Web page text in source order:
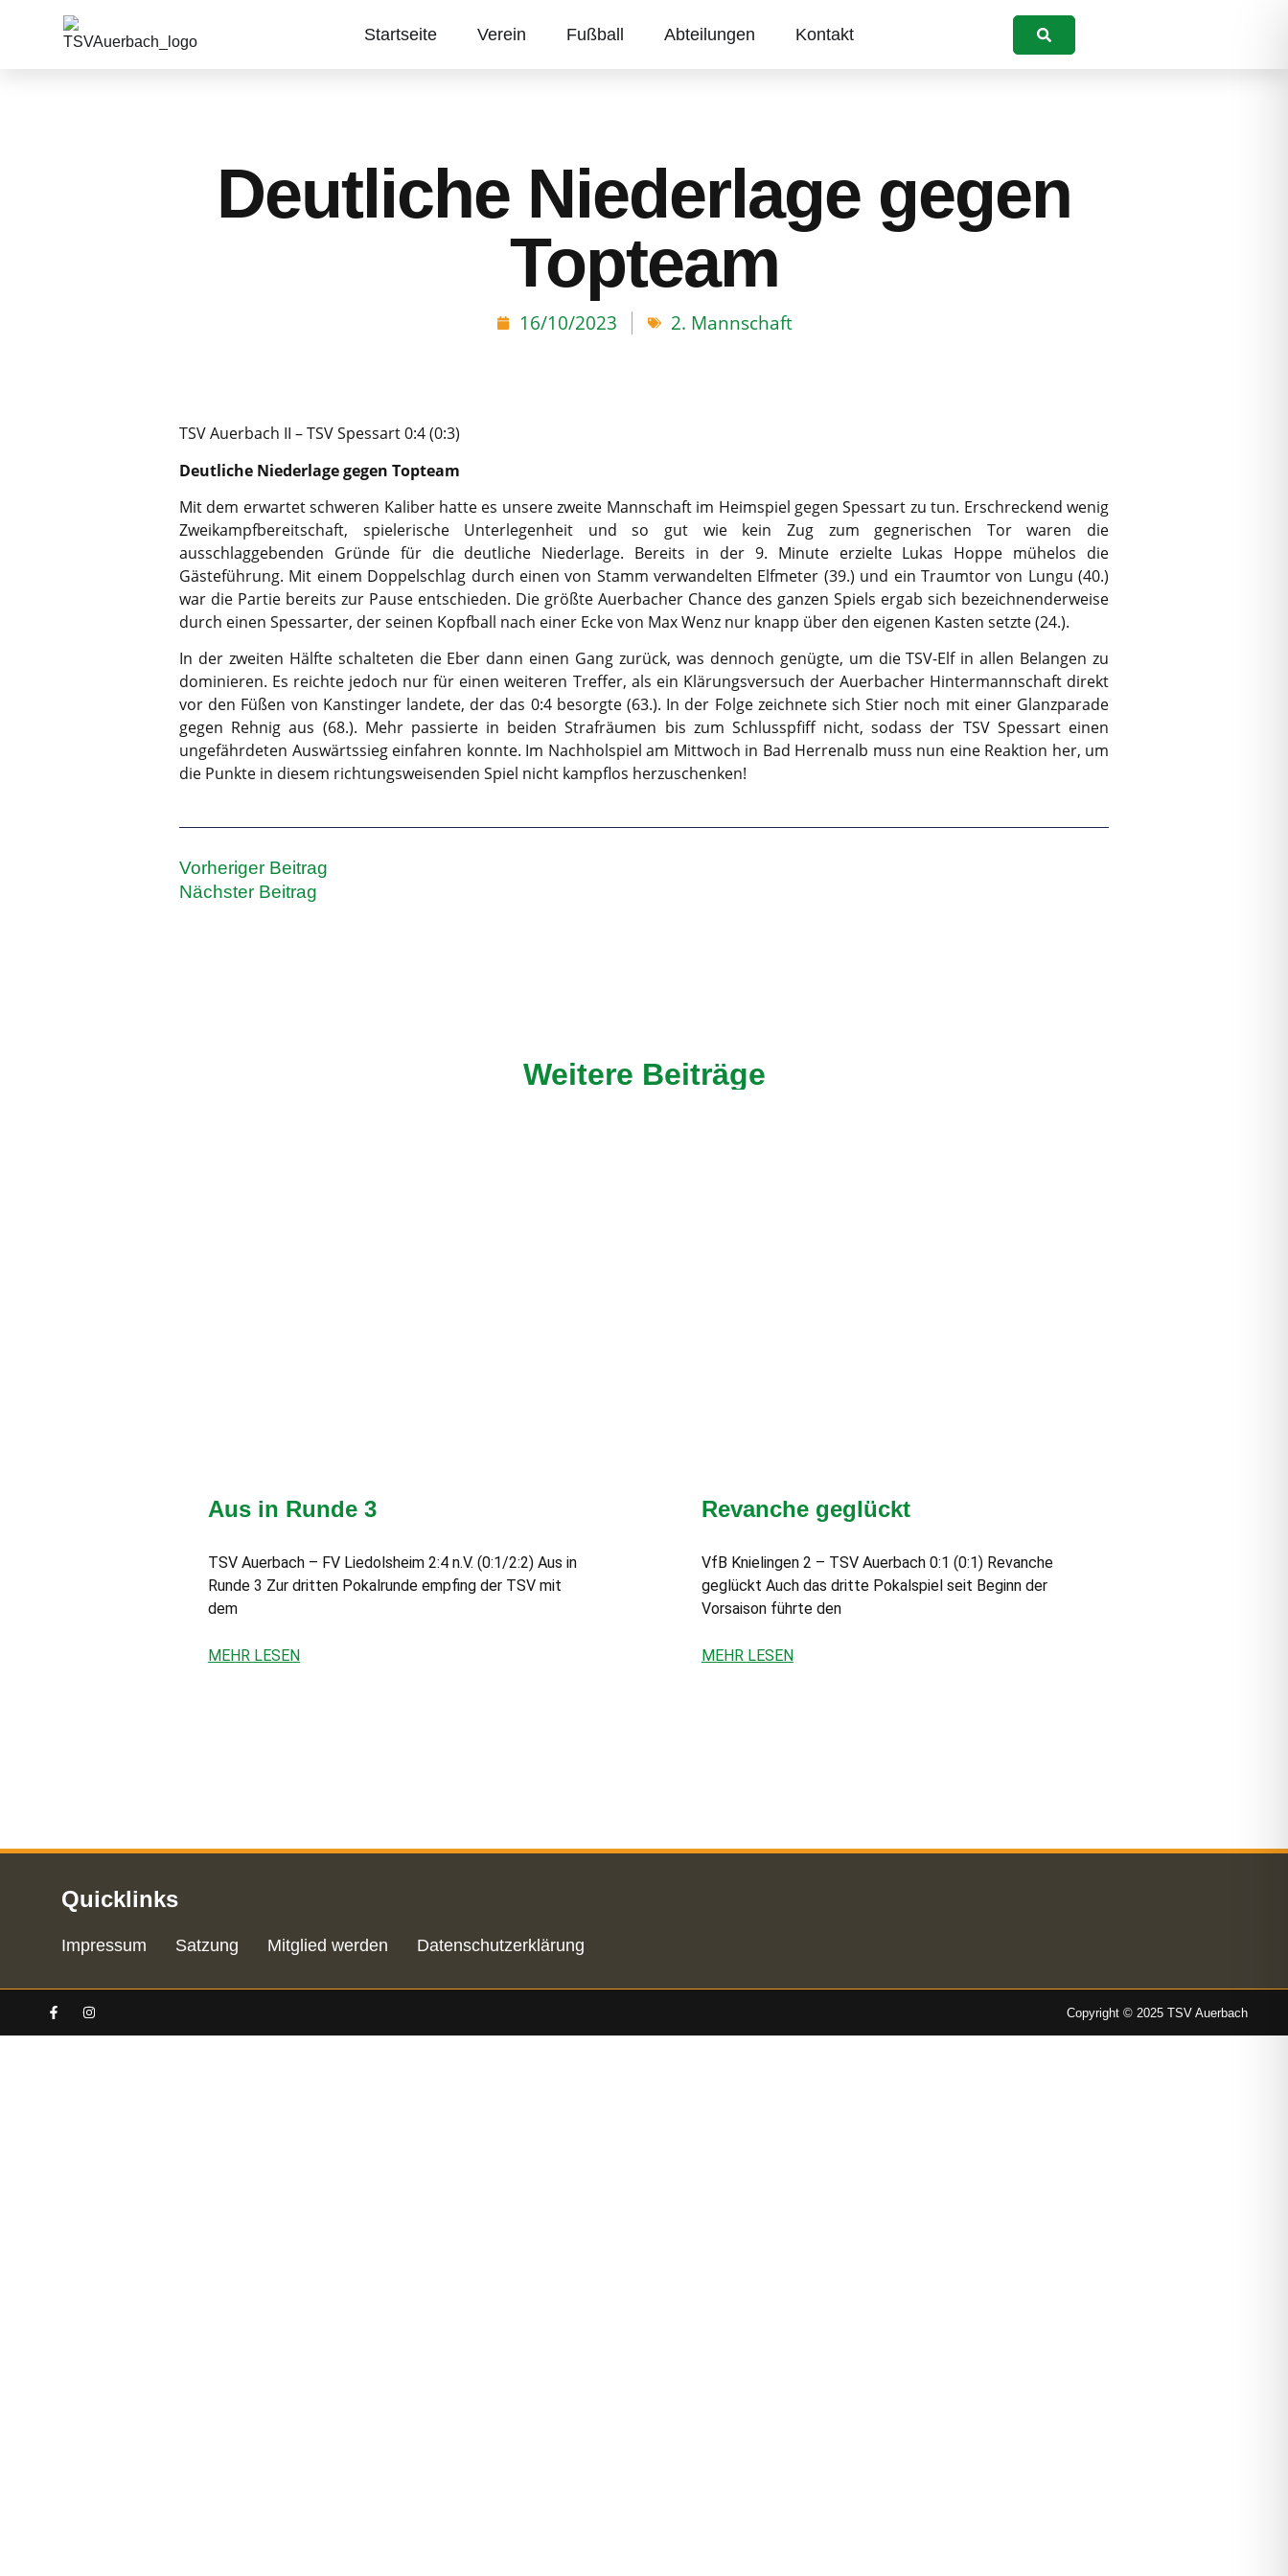
Startseite Verein Fußball Abteilungen Kontakt Suchen
Deutliche Niederlage gegen
Topteam
16/10/2023 2. Mannschaft
TSV Auerbach II – TSV Spessart 0:4 (0:3)
Deutliche Niederlage gegen Topteam
Mit dem erwartet schweren Kaliber hatte es unsere zweite Mannschaft im Heimspiel gegen Spessart zu tun. Erschreckend wenig
Zweikampfbereitschaft, spielerische Unterlegenheit und so gut wie kein Zug zum gegnerischen Tor waren die
ausschlaggebenden Gründe für die deutliche Niederlage. Bereits in der 9. Minute erzielte Lukas Hoppe mühelos die
Gästeführung. Mit einem Doppelschlag durch einen von Stamm verwandelten Elfmeter (39.) und ein Traumtor von Lungu (40.)
war die Partie bereits zur Pause entschieden. Die größte Auerbacher Chance des ganzen Spiels ergab sich bezeichnenderweise
durch einen Spessarter, der seinen Kopfball nach einer Ecke von Max Wenz nur knapp über den eigenen Kasten setzte (24.).
In der zweiten Hälfte schalteten die Eber dann einen Gang zurück, was dennoch genügte, um die TSV-Elf in allen Belangen zu
dominieren. Es reichte jedoch nur für einen weiteren Treffer, als ein Klärungsversuch der Auerbacher Hintermannschaft direkt
vor den Füßen von Kanstinger landete, der das 0:4 besorgte (63.). In der Folge zeichnete sich Stier noch mit einer Glanzparade
gegen Rehnig aus (68.). Mehr passierte in beiden Strafräumen bis zum Schlusspfiff nicht, sodass der TSV Spessart einen
ungefährdeten Auswärtssieg einfahren konnte. Im Nachholspiel am Mittwoch in Bad Herrenalb muss nun eine Reaktion her, um
die Punkte in diesem richtungsweisenden Spiel nicht kampflos herzuschenken!
Vorheriger Beitrag
Nächster Beitrag
Weitere Beiträge
Aus in Runde 3
TSV Auerbach – FV Liedolsheim 2:4 n.V. (0:1/2:2) Aus in
Runde 3 Zur dritten Pokalrunde empfing der TSV mit
dem
MEHR LESEN
Revanche geglückt
VfB Knielingen 2 – TSV Auerbach 0:1 (0:1) Revanche
geglückt Auch das dritte Pokalspiel seit Beginn der
Vorsaison führte den
MEHR LESEN
Quicklinks
Impressum Satzung Mitglied werden Datenschutzerklärung
Copyright © 2025 TSV Auerbach